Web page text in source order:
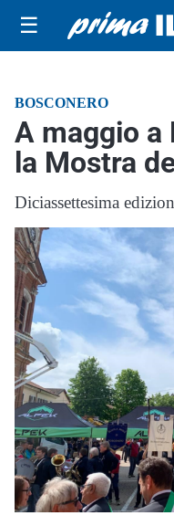
☰
BOSCONERO
A maggio a
la Mostra
Diciassettesima